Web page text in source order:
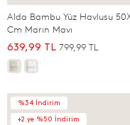
Alda Bambu Yüz Havlusu
Cm Marın Mavı
639,99 TL 799,99 TL
%34 İndirim
+2.ye %50 İndirim